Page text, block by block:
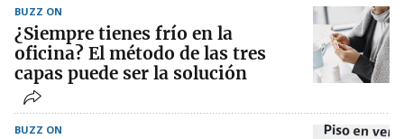
BUZZ ON
¿Siempre tienes frío en la
oficina? El método de las tres
capas puede ser la solución
BUZZ ON